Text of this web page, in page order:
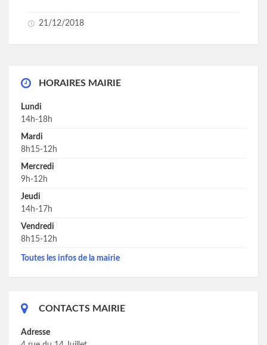
21/12/2018
HORAIRES MAIRIE
Lundi
14h-18h
Mardi
8h15-12h
Mercredi
9h-12h
Jeudi
14h-17h
Vendredi
8h15-12h
Toutes les infos de la mairie
CONTACTS MAIRIE
Adresse